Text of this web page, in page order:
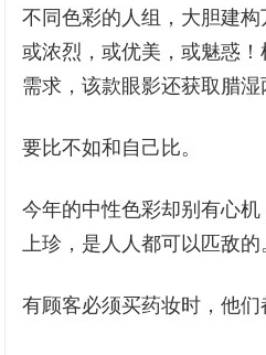
不同色彩的人组，大胆建构
或浓烈，或优美，或魅惑
需求，该款眼影还获取腊湿
要比不如和自己比。
今年的中性色彩却别有心
上珍，是人人都可以匹敌的
有顾客必须买药妆时，他们